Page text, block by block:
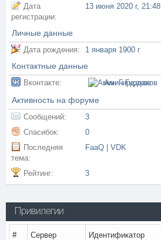
Дата
регистрации:
13 июня 2020 г, 21:48
Личные данные
Дата рождения: 1 января 1900 г
Контактные данные
Вконтакте: Амин Гирдаков
Активность на форуме
Сообщений:
3
Спасибок:
0
Последняя
тема:
FaaQ | VDK
Рейтинг: 3
Привилегии
# Сервер Идентификатор